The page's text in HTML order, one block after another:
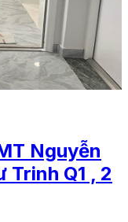
Nguyễn
Q1 , 2